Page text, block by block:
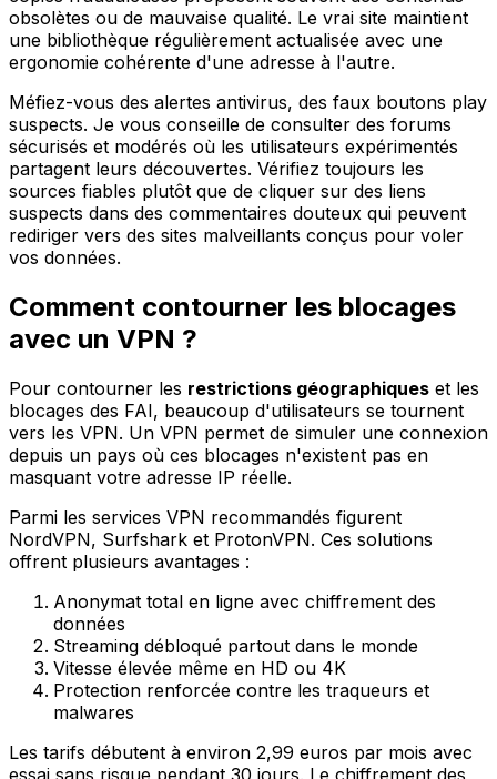
obsolètes ou de mauvaise qualité. Le vrai site maintient
une bibliothèque régulièrement actualisée avec une
ergonomie cohérente d'une adresse à l'autre.
Méfiez-vous des alertes antivirus, des faux boutons play
suspects. Je vous conseille de consulter des forums
sécurisés et modérés où les utilisateurs expérimentés
partagent leurs découvertes. Vérifiez toujours les
sources fiables plutôt que de cliquer sur des liens
suspects dans des commentaires douteux qui peuvent
rediriger vers des sites malveillants conçus pour voler
vos données.
Comment contourner les blocages
avec un VPN ?
Pour contourner les restrictions géographiques et les
blocages des FAI, beaucoup d'utilisateurs se tournent
vers les VPN. Un VPN permet de simuler une connexion
depuis un pays où ces blocages n'existent pas en
masquant votre adresse IP réelle.
Parmi les services VPN recommandés figurent
NordVPN, Surfshark et ProtonVPN. Ces solutions
offrent plusieurs avantages :
Anonymat total en ligne avec chiffrement des
données
Streaming débloqué partout dans le monde
Vitesse élevée même en HD ou 4K
Protection renforcée contre les traqueurs et
malwares
Les tarifs débutent à environ 2,99 euros par mois avec
essai sans risque pendant 30 jours. Le chiffrement des